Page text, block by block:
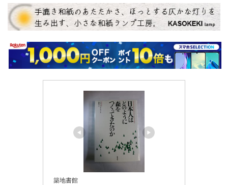
築地書館